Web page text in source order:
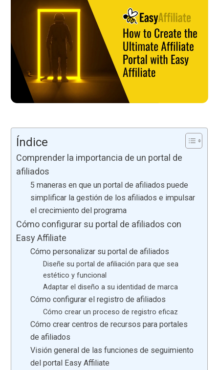
WordPress
Índice
Comprender la importancia de un portal de
afiliados
5 maneras en que un portal de afiliados puede
simplificar la gestión de los afiliados e impulsar
el crecimiento del programa
Cómo configurar su portal de afiliados con
Easy Affiliate
Cómo personalizar su portal de afiliados
Diseñe su portal de afiliación para que sea
estético y funcional
Adaptar el diseño a su identidad de marca
Cómo configurar el registro de afiliados
Cómo crear un proceso de registro eficaz
Cómo crear centros de recursos para portales
de afiliados
Visión general de las funciones de seguimiento
del portal Easy Affiliate